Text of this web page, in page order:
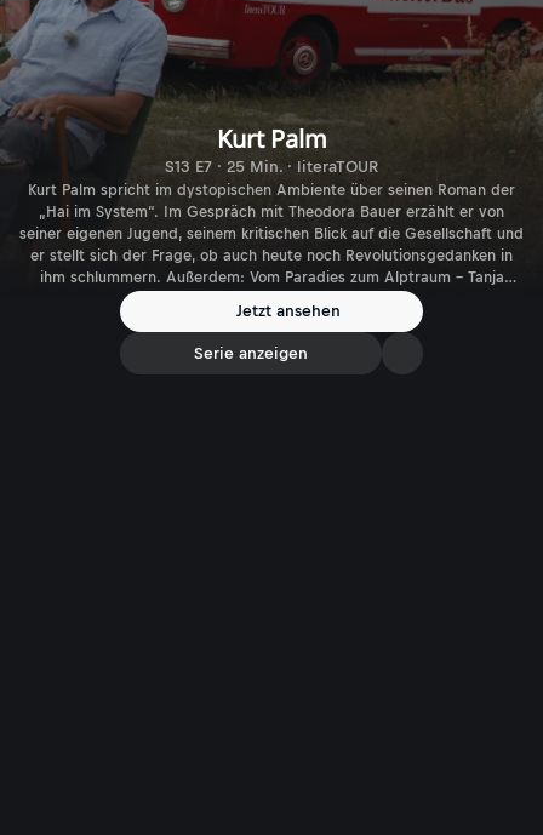
Kurt Palm
S13 E7 · 25 Min. · literaTOUR
Kurt Palm spricht im dystopischen Ambiente über seinen Roman der
„Hai im System“. Im Gespräch mit Theodora Bauer erzählt er von
seiner eigenen Jugend, seinem kritischen Blick auf die Gesellschaft und
er stellt sich der Frage, ob auch heute noch Revolutionsgedanken in
ihm schlummern. Außerdem: Vom Paradies zum Alptraum – Tanja
Raichs dystopischer Roman „Schwerer als das Licht“.
Jetzt ansehen
Serie anzeigen